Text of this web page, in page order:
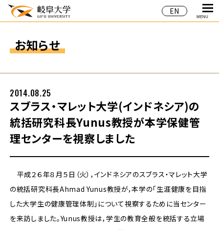
EN
MENU
お知らせ
スブラス・マレット大学(インドネシア)の
統括研究科長Yunus教授が本学保健管
理センターを視察しました
2014.08.25
平成２６年８月５日（火），インドネシアのスブラス・マレット大学
の統括研究科長Ahmad Yunus教授が，本学の「生涯健康を目指
した大学生の健康管理体制」について視察するために当センター
を来訪しました。Yunus教授は，学生の教育全般を統括する立場